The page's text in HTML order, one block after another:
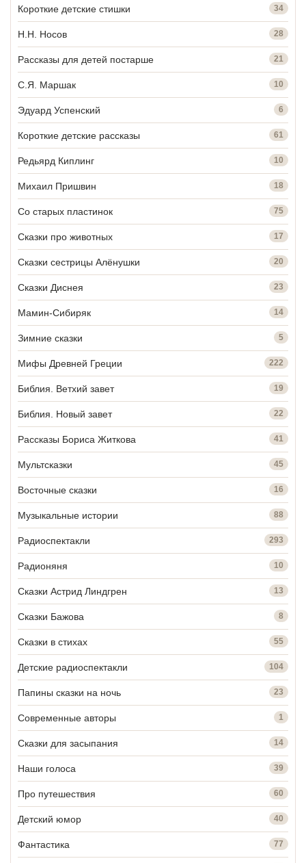
Короткие детские стишки 34
Н.Н. Носов 28
Рассказы для детей постарше 21
С.Я. Маршак 10
Эдуард Успенский 6
Короткие детские рассказы 61
Редьярд Киплинг 10
Михаил Пришвин 18
Со старых пластинок 75
Сказки про животных 17
Сказки сестрицы Алёнушки 20
Сказки Диснея 23
Мамин-Сибиряк 14
Зимние сказки 5
Мифы Древней Греции 222
Библия. Ветхий завет 19
Библия. Новый завет 22
Рассказы Бориса Житкова 41
Мультсказки 45
Восточные сказки 16
Музыкальные истории 88
Радиоспектакли 293
Радионяня 10
Сказки Астрид Линдгрен 13
Сказки Бажова 8
Сказки в стихах 55
Детские радиоспектакли 104
Папины сказки на ночь 23
Современные авторы 1
Сказки для засыпания 14
Наши голоса 39
Про путешествия 60
Детский юмор 40
Фантастика 77